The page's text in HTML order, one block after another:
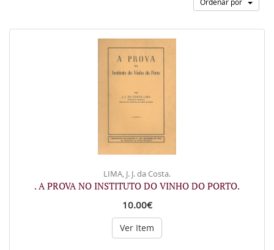
LIMA, J. J. da Costa.
. A PROVA NO INSTITUTO DO VINHO DO PORTO.
10.00€
Ver Item